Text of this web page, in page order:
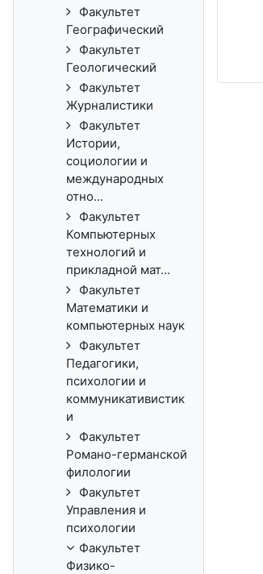
Факультет
Географический
Факультет
Геологический
Факультет
Журналистики
Факультет
Истории,
социологии и
международных
отно...
Факультет
Компьютерных
технологий и
прикладной мат...
Факультет
Математики и
компьютерных наук
Факультет
Педагогики,
психологии и
коммуникативистик
и
Факультет
Романо-германской
филологии
Факультет
Управления и
психологии
Факультет
Физико-